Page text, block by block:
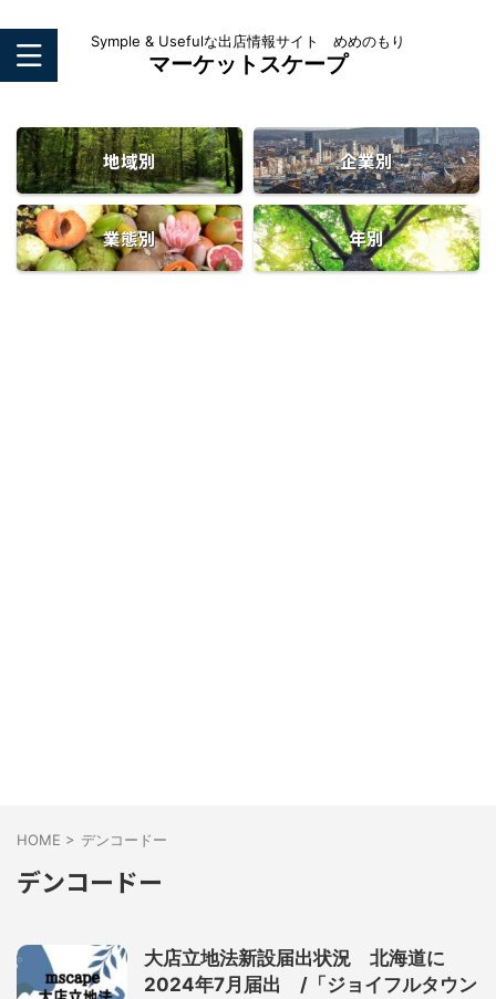
Symple & Usefulな出店情報サイト めめのもり
マーケットスケープ
地域別 企業別
業態別 年別
HOME > デンコードー
デンコードー
大店立地法新設届出状況 北海道に
2024年7月届出 /「ジョイフルタウン